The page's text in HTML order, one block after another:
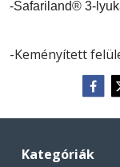
-Safariland® 3-
-Keményített
Kategóriák